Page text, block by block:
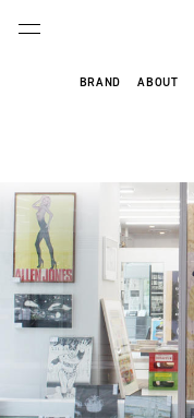
BRAND ABOUT
FEATURE
NEWS